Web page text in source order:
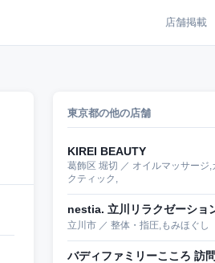
店舗掲載
東京都の他の店舗
KIREI BEAUTY
葛飾区 堀切 ／ オイルマッサージ,
クティック,
nestia. 立川リラクゼーショ
立川市 ／ 整体・指圧,もみほぐし
バディファミリーこころ 訪